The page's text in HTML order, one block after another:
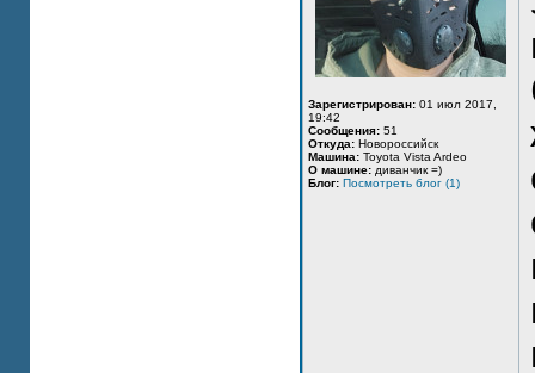
Зарегистрирован: 01 июл 2017,
19:42
Сообщения: 51
Откуда: Новороссийск
Машина: Toyota Vista Ardeo
О машине: диванчик =)
Блог: Посмотреть блог (1)